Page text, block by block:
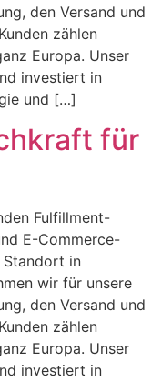
den Versand und
zählen
Europa. Unser
investiert in
und […]
für
Fulfillment-
E-Commerce-
Standort in
wir für unsere
den Versand und
zählen
Europa. Unser
investiert in